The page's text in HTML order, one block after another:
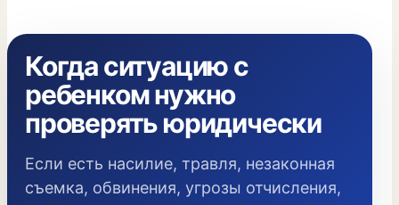
Когда ситуацию с
ребенком нужно
проверять юридически
Если есть насилие, травля, незаконная
съемка, обвинения, угрозы отчисления,